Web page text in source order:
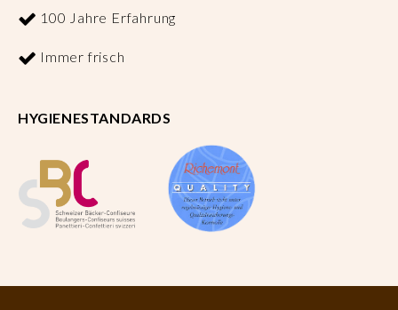
100 Jahre Erfahrung
Immer frisch
HYGIENESTANDARDS